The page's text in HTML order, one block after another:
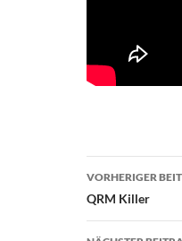
VORHERIGER
QRM Killer